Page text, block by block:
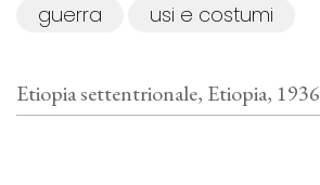
guerra
usi e costumi
Etiopia settentrionale, Etiopia, 1936